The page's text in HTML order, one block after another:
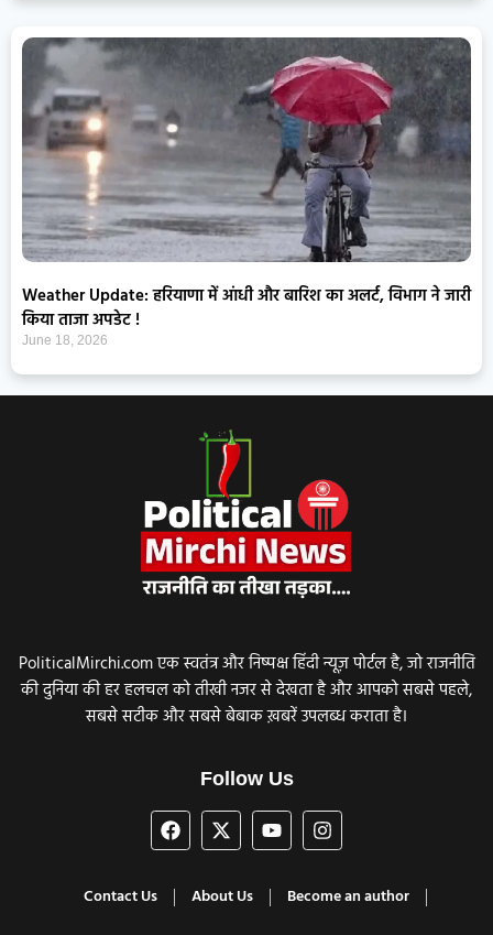
Weather Update: हरियाणा में आंधी और बारिश का अलर्ट, विभाग ने जारी
किया ताजा अपडेट !
June 18, 2026
PoliticalMirchi.com एक स्वतंत्र और निष्पक्ष हिंदी न्यूज़ पोर्टल है, जो राजनीति
की दुनिया की हर हलचल को तीखी नजर से देखता है और आपको सबसे पहले,
सबसे सटीक और सबसे बेबाक ख़बरें उपलब्ध कराता है।
Follow Us
Contact Us About Us
Become an author